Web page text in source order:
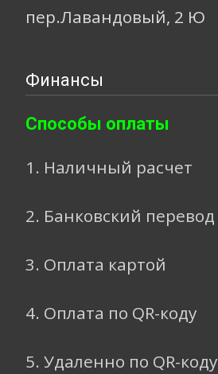
пер.Лавандовый, 2 Ю
Финансы
Способы оплаты
1. Наличный расчет
2. Банковский перевод
3. Оплата картой
4. Оплата по QR-коду
5. Удаленно по QR-коду